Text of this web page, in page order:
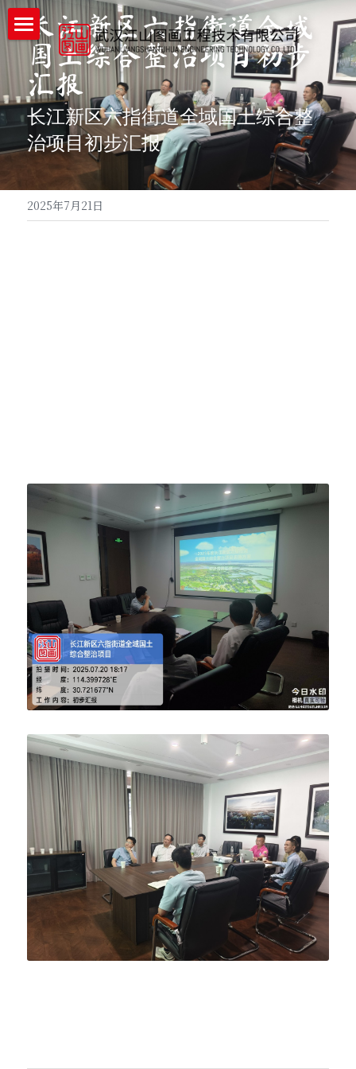
首页
企业详情
企业实力
工程案例
新闻中心
长江新区六指街道全域
国土综合整治项目初步
汇报
长江新区六指街道全域国土综合整
治项目初步汇报
2025年7月21日